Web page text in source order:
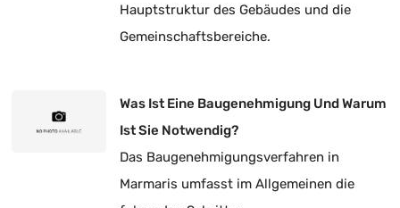
Hauptstruktur des Gebäudes und die
Gemeinschaftsbereiche.
Was Ist Eine Baugenehmigung Und Warum
Ist Sie Notwendig?
Das Baugenehmigungsverfahren in
Marmaris umfasst im Allgemeinen die